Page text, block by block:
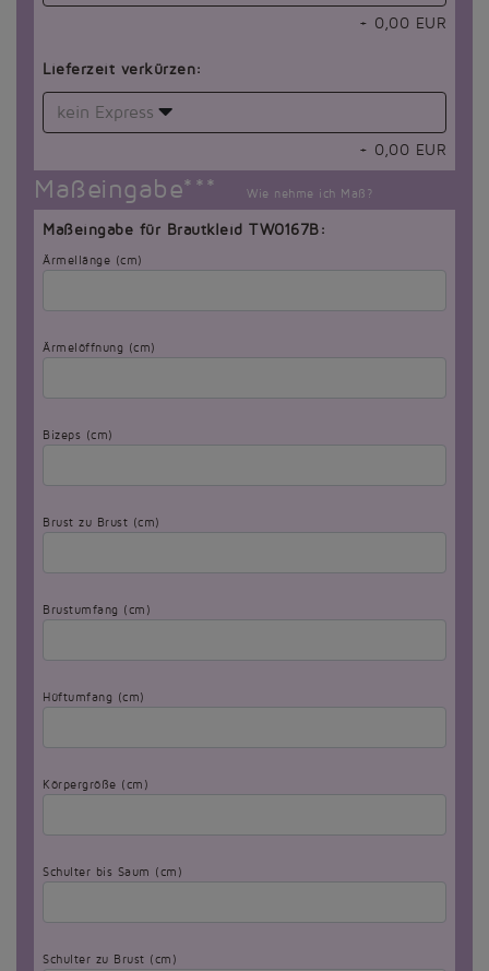
+ 0,00 EUR
Lieferzeit verkürzen:
kein Express
+ 0,00 EUR
Maßeingabe*** Wie nehme ich Maß?
Maßeingabe für Brautkleid TW0167B:
Ärmellänge (cm)
Ärmelöffnung (cm)
Bizeps (cm)
Brust zu Brust (cm)
Brustumfang (cm)
Hüftumfang (cm)
Körpergröße (cm)
Schulter bis Saum (cm)
Schulter zu Brust (cm)